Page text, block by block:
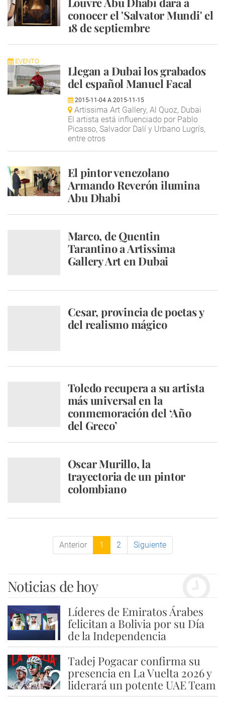
conocer el 'Salvator Mundi' el
18 de septiembre
EVENTO
Llegan a Dubai los grabados
del español Manuel Facal
2015-11-04A 2015-11-15
Artissima Art Gallery, Al Quoz, Dubai
El artista está influenciado por Pablo
Picasso, Salvador Dalí y Urbano Lugrís,
entre otros
El pintor venezolano
Armando Reverón ilumina
Abu Dhabi
Marco, de Quentin
Tarantino a Artissima
Gallery Art en Dubai
Cesar, provincia de poetas y
del realismo mágico
Toledo recupera a su artista
más universal en la
conmemoración del ‘Año
del Greco’
Oscar Murillo, la
trayectoria de un pintor
colombiano
Anterior 1 2 Siguiente
Noticias de hoy
1
Líderes de Emiratos Árabes
felicitan a Bolivia por su Día
de la Independencia
2
Tadej Pogacar confirma su
presencia en La Vuelta 2026 y
liderará un potente UAE Team